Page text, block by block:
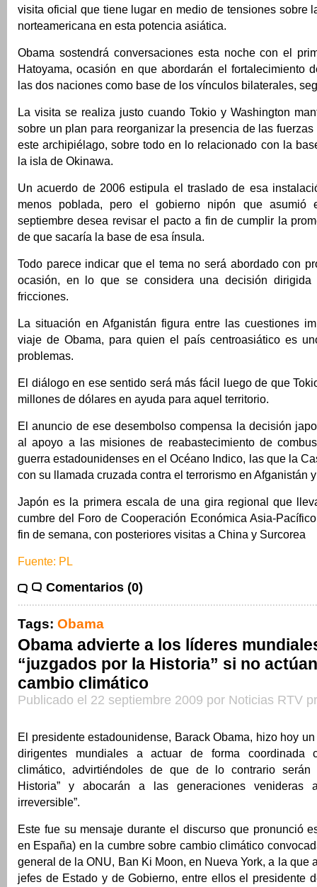
visita oficial que tiene lugar en medio de tensiones sobre
norteamericana en esta potencia asiática.
Obama sostendrá conversaciones esta noche con el
Hatoyama, ocasión en que abordarán el fortalecimiento
las dos naciones como base de los vínculos bilaterales,
La visita se realiza justo cuando Tokio y Washington
sobre un plan para reorganizar la presencia de las
este archipiélago, sobre todo en lo relacionado con la
la isla de Okinawa.
Un acuerdo de 2006 estipula el traslado de esa
menos poblada, pero el gobierno nipón que asumió
septiembre desea revisar el pacto a fin de cumplir la
de que sacaría la base de esa ínsula.
Todo parece indicar que el tema no será abordado con
ocasión, en lo que se considera una decisión dirigida
fricciones.
La situación en Afganistán figura entre las cuestiones
viaje de Obama, para quien el país centroasiático es
problemas.
El diálogo en ese sentido será más fácil luego de que
millones de dólares en ayuda para aquel territorio.
El anuncio de ese desembolso compensa la decisión
al apoyo a las misiones de reabastecimiento de
guerra estadounidenses en el Océano Indico, las que la
con su llamada cruzada contra el terrorismo en Afganistán
Japón es la primera escala de una gira regional que
cumbre del Foro de Cooperación Económica Asia-
fin de semana, con posteriores visitas a China y Surcorea
Fuente: PL
Comentarios (0)
Tags: Obama
Obama advierte a los líderes
“juzgados por la Historia” si no
cambio climático
Publicado el 22 septiembre 2009 por Noticias RTV
El presidente estadounidense, Barack Obama, hizo hoy
dirigentes mundiales a actuar de forma coordinada
climático, advirtiéndoles de que de lo contrario serán
Historia” y abocarán a las generaciones venideras
irreversible”.
Este fue su mensaje durante el discurso que pronunció
en España) en la cumbre sobre cambio climático
general de la ONU, Ban Ki Moon, en Nueva York, a la que
jefes de Estado y de Gobierno, entre ellos el presidente